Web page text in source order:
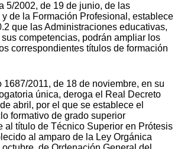
5/2002, de 19 de junio, de las
de la Formación Profesional, establece
que las Administraciones educativas,
competencias, podrán ampliar los
correspondientes títulos de formación
1687/2011, de 18 de noviembre, en su
única, deroga el Real Decreto
abril, por el que se establece el
formativo de grado superior
al título de Técnico Superior en Prótesis
al amparo de la Ley Orgánica